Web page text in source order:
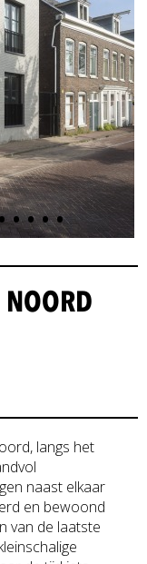
••••
langs het
naast elkaar
en bewoond
van de laatste